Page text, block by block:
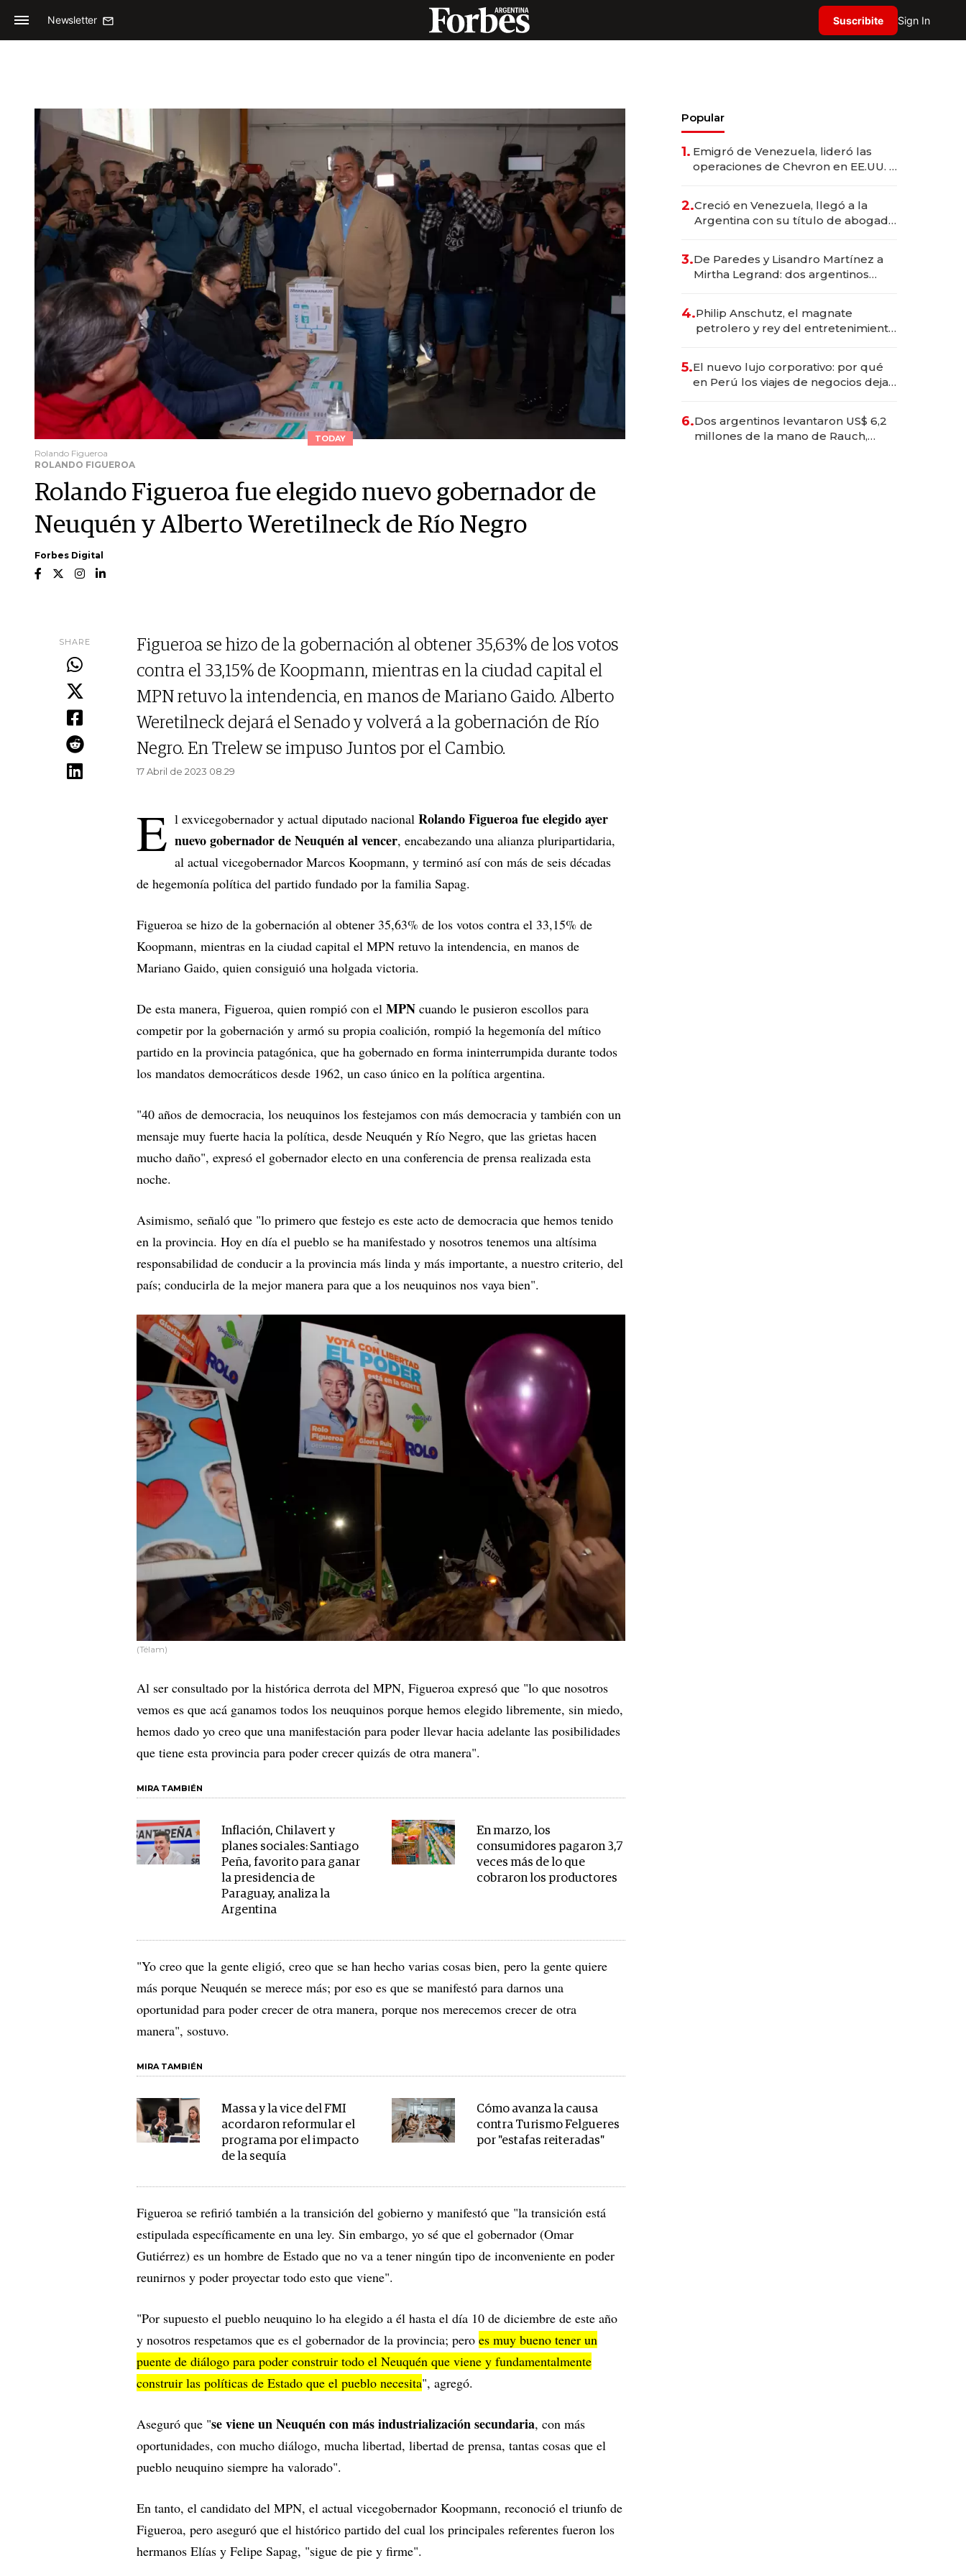
Newsletter Suscribite Sign In
TODAY
Rolando Figueroa
ROLANDO FIGUEROA
Rolando Figueroa fue elegido nuevo gobernador de
Neuquén y Alberto Weretilneck de Río Negro
Forbes Digital
SHARE
Figueroa se hizo de la gobernación al obtener 35,63% de los votos
contra el 33,15% de Koopmann, mientras en la ciudad capital el
MPN retuvo la intendencia, en manos de Mariano Gaido. Alberto
Weretilneck dejará el Senado y volverá a la gobernación de Río
Negro. En Trelew se impuso Juntos por el Cambio.
17 Abril de 2023 08.29
E l exvicegobernador y actual diputado nacional Rolando Figueroa fue elegido ayer
nuevo gobernador de Neuquén al vencer, encabezando una alianza pluripartidaria,
al actual vicegobernador Marcos Koopmann, y terminó así con más de seis décadas
de hegemonía política del partido fundado por la familia Sapag.
Figueroa se hizo de la gobernación al obtener 35,63% de los votos contra el 33,15% de
Koopmann, mientras en la ciudad capital el MPN retuvo la intendencia, en manos de
Mariano Gaido, quien consiguió una holgada victoria.
De esta manera, Figueroa, quien rompió con el MPN cuando le pusieron escollos para
competir por la gobernación y armó su propia coalición, rompió la hegemonía del mítico
partido en la provincia patagónica, que ha gobernado en forma ininterrumpida durante todos
los mandatos democráticos desde 1962, un caso único en la política argentina.
"40 años de democracia, los neuquinos los festejamos con más democracia y también con un
mensaje muy fuerte hacia la política, desde Neuquén y Río Negro, que las grietas hacen
mucho daño", expresó el gobernador electo en una conferencia de prensa realizada esta
noche.
Asimismo, señaló que "lo primero que festejo es este acto de democracia que hemos tenido
en la provincia. Hoy en día el pueblo se ha manifestado y nosotros tenemos una altísima
responsabilidad de conducir a la provincia más linda y más importante, a nuestro criterio, del
país; conducirla de la mejor manera para que a los neuquinos nos vaya bien".
(Télam)
Al ser consultado por la histórica derrota del MPN, Figueroa expresó que "lo que nosotros
vemos es que acá ganamos todos los neuquinos porque hemos elegido libremente, sin miedo,
hemos dado yo creo que una manifestación para poder llevar hacia adelante las posibilidades
que tiene esta provincia para poder crecer quizás de otra manera".
MIRA TAMBIÉN
Inflación, Chilavert y
planes sociales: Santiago
Peña, favorito para ganar
la presidencia de
Paraguay, analiza la
Argentina
En marzo, los
consumidores pagaron 3,7
veces más de lo que
cobraron los productores
"Yo creo que la gente eligió, creo que se han hecho varias cosas bien, pero la gente quiere
más porque Neuquén se merece más; por eso es que se manifestó para darnos una
oportunidad para poder crecer de otra manera, porque nos merecemos crecer de otra
manera", sostuvo.
MIRA TAMBIÉN
Massa y la vice del FMI
acordaron reformular el
programa por el impacto
de la sequía
Cómo avanza la causa
contra Turismo Felgueres
por "estafas reiteradas"
Figueroa se refirió también a la transición del gobierno y manifestó que "la transición está
estipulada específicamente en una ley. Sin embargo, yo sé que el gobernador (Omar
Gutiérrez) es un hombre de Estado que no va a tener ningún tipo de inconveniente en poder
reunirnos y poder proyectar todo esto que viene".
"Por supuesto el pueblo neuquino lo ha elegido a él hasta el día 10 de diciembre de este año
y nosotros respetamos que es el gobernador de la provincia; pero es muy bueno tener un
puente de diálogo para poder construir todo el Neuquén que viene y fundamentalmente
construir las políticas de Estado que el pueblo necesita", agregó.
Aseguró que "se viene un Neuquén con más industrialización secundaria, con más
oportunidades, con mucho diálogo, mucha libertad, libertad de prensa, tantas cosas que el
pueblo neuquino siempre ha valorado".
En tanto, el candidato del MPN, el actual vicegobernador Koopmann, reconoció el triunfo de
Figueroa, pero aseguró que el histórico partido del cual los principales referentes fueron los
hermanos Elías y Felipe Sapag, "sigue de pie y firme".
Popular
1. Emigró de Venezuela, lideró las
operaciones de Chevron en EE.UU. y
2.Creció en Venezuela, llegó a la
Argentina con su título de abogado
marcas "fast premium"
3.De Paredes y Lisandro Martínez a
Mirtha Legrand: dos argentinos
4.Philip Anschutz, el magnate
petrolero y rey del entretenimiento
5.El nuevo lujo corporativo: por qué
en Perú los viajes de negocios dejan
en experiencias transformadoras
6.Dos argentinos levantaron US$ 6,2
millones de la mano de Rauch,